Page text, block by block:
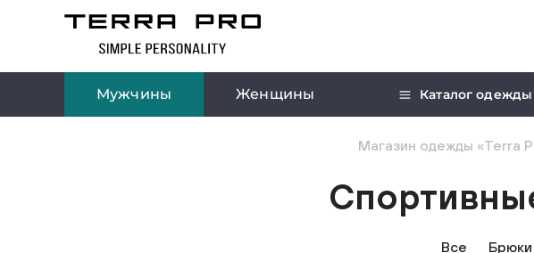
Мужчины Женщины Каталог одежды
Магазин одежды «Terra
Все Брюки